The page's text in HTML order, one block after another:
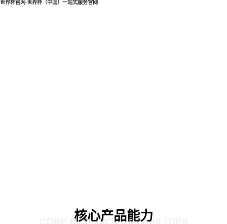
世界杯官网-世界杯（中国）一站式服务官网
核心产品能力
CORE PRODUCT CAPABILITIES